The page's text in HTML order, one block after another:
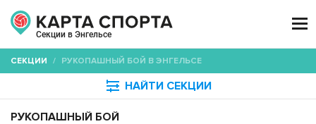
Секции в Энгельсе

СЕКЦИИ / РУКОПАШНЫЙ БОЙ В ЭНГЕЛЬСЕ
 НАЙТИ СЕКЦИИ
РУКОПАШНЫЙ БОЙ